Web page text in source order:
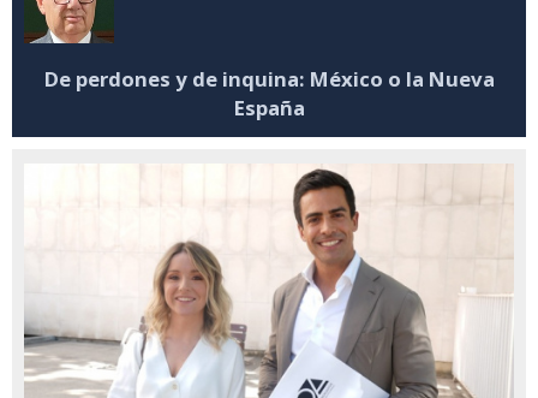
De perdones y de inquina: México o la Nueva
España